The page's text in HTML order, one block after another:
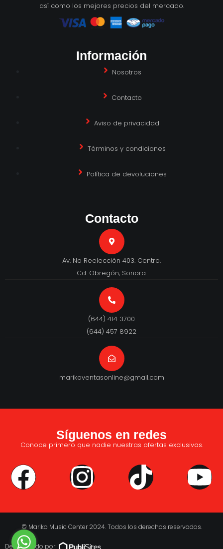
así como los mejores precios del mercado.
Información
Nosotros
Contacto
Aviso de privacidad
Términos y condiciones
Política de devoluciones
Contacto
Av. No Reelección 403. Centro.
Cd. Obregón, Sonora.
(644) 414 3700
(644) 457 8922
marikoventasonline@gmail.com
Síguenos en redes
Conoce primero que nadie nuestras ofertas exclusivas.
© Mariko Music Center 2024. Todos los derechos reservados.
Desarrollado por